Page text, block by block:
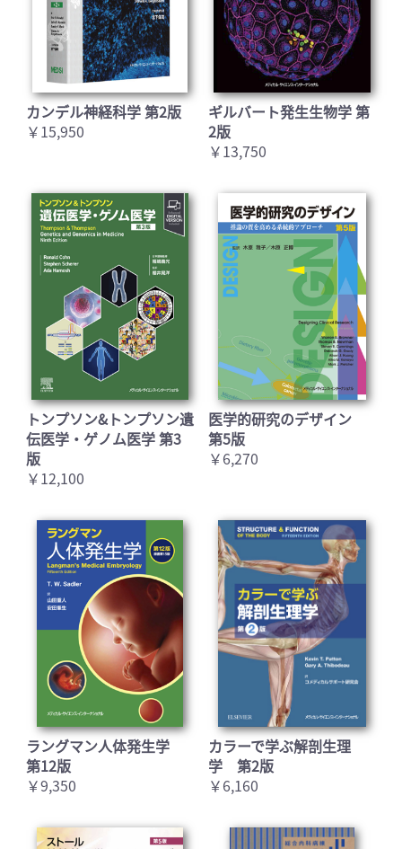
お買い物を続ける カートへ進む
カンデル神経科学 第2版
￥15,950
ギルバート発生生物学 第
2版
￥13,750
トンプソン&トンプソン遺
伝医学・ゲノム医学 第3
版
￥12,100
医学的研究のデザイン
第5版
￥6,270
ラングマン人体発生学
第12版
￥9,350
カラーで学ぶ解剖生理
学 第2版
￥6,160